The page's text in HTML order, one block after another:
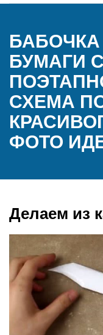
БУМАГИ
СХЕМА
ФОТО
Делаем из